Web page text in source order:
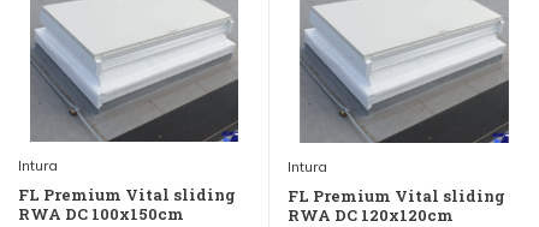
Intura
FL Premium Vital sliding
RWA DC 100x150cm
Intura
FL Premium Vital sliding
RWA DC 120x120cm